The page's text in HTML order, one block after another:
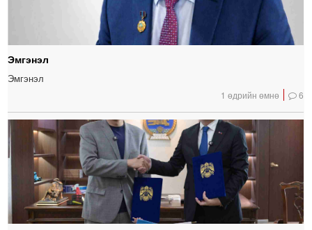
Эмгэнэл
Эмгэнэл
1 өдрийн өмнө 6